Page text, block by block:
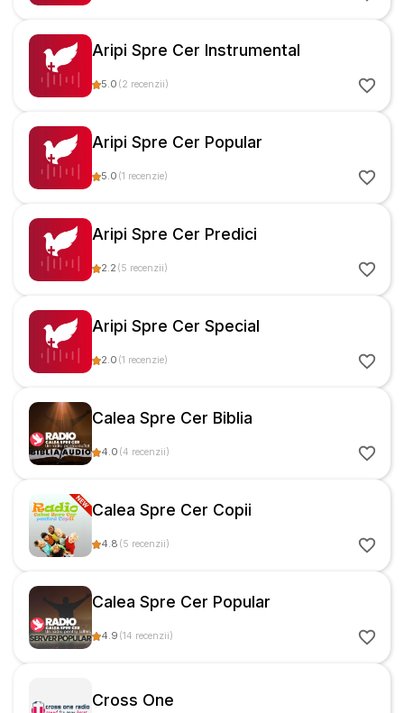
Aripi Spre Cer Instrumental
5.0 (2 recenzii)
Aripi Spre Cer Popular
5.0 (1 recenzie)
Aripi Spre Cer Predici
2.2 (5 recenzii)
Aripi Spre Cer Special
2.0 (1 recenzie)
Calea Spre Cer Biblia
4.0 (4 recenzii)
Calea Spre Cer Copii
4.8 (5 recenzii)
Calea Spre Cer Popular
4.9 (14 recenzii)
Cross One